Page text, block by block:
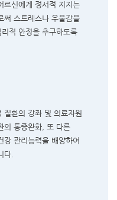
르신에게 정서적 지지는
써 스트레스나 우울감을
적 안정을 추구하도록
질환의 강좌 및 의료자원
의 통증완화, 또 다른
관리능력을 배양하여
다.